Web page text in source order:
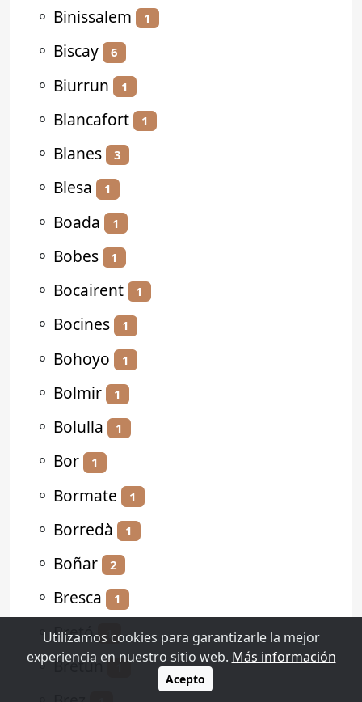
⚬ Binissalem 1
⚬ Biscay 6
⚬ Biurrun 1
⚬ Blancafort 1
⚬ Blanes 3
⚬ Blesa 1
⚬ Boada 1
⚬ Bobes 1
⚬ Bocairent 1
⚬ Bocines 1
⚬ Bohoyo 1
⚬ Bolmir 1
⚬ Bolulla 1
⚬ Bor 1
⚬ Bormate 1
⚬ Borredà 1
⚬ Boñar 2
⚬ Bresca 1
⚬Bretó 1
⚬Bretún 1
Utilizamos cookies para garantizarle la mejor
experiencia en nuestro sitio web. Más información
Acepto